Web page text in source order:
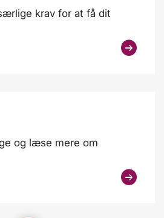
krav for at få dit
og læse mere om